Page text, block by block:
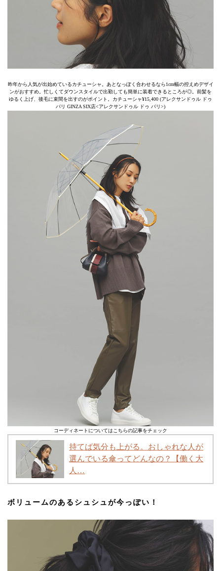
昨年から人気が出始めているカチューシャ。あとなっぽく合わせるなら1cm幅の控えめデザイ
ンがおすすめ。忙しくてダウンスタイルで出勤しても簡単に装着できるところが◎。前髪を
ゆるく上げ、後毛に束間を出すのがポイント。カチューシャ¥15,400 (アレクサンドゥル ドゥ
パリ GINZA SIX店<アレクサンドゥル ドゥ パリ>)
コーディネートについてはこちらの記事をチェック
持てば気分も上がる。おしゃれな人が
選んでいる傘ってどんなの？【働く大
人…
ボリュームのあるシュシュが今っぽい！